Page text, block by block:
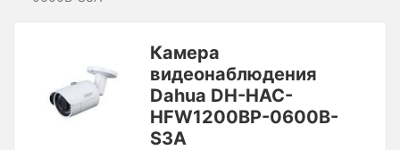
Камера
видеонаблюдения
Dahua DH-HAC-
HFW1200BP-0600B-
S3A